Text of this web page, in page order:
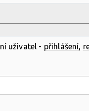
uživatel - přihlášení